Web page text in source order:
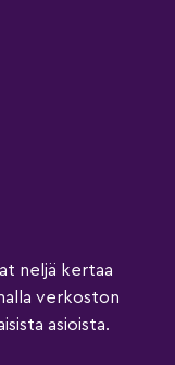
neljä kertaa
verkoston
asioista.